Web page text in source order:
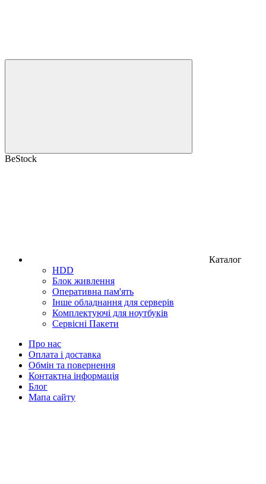
BeStock
Каталог
HDD
Блок живлення
Оперативна пам'ять
Інше обладнання для серверів
Комплектуючі для ноутбуків
Сервісні Пакети
Про нас
Оплата і доставка
Обмін та повернення
Контактна інформація
Блог
Мапа сайту